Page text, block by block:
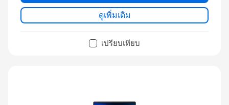
ดูเพิ่มเติม
เปรียบเทียบ